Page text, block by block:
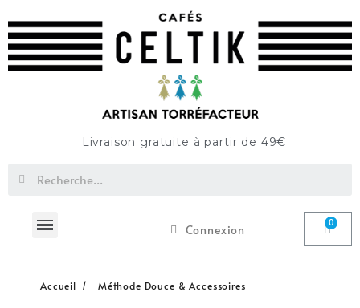
Livraison gratuite à partir de 49€
Connexion
Accueil Méthode Douce & Accessoires